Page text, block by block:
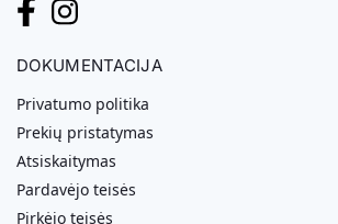
DOKUMENTACIJA
Privatumo politika
Prekių pristatymas
Atsiskaitymas
Pardavėjo teisės
Pirkėjo teisės